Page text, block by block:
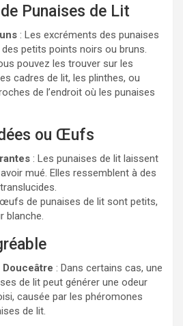
Punaises de Lit
: Les excréments des punaises
petits points noirs ou bruns.
pouvez les trouver sur les
cadres de lit, les plinthes, ou
de l’endroit où les punaises
ou Œufs
: Les punaises de lit laissent
mué. Elles ressemblent à des
de punaises de lit sont petits,
blanche.
: Dans certains cas, une
de lit peut générer une odeur
causée par les phéromones
de lit.